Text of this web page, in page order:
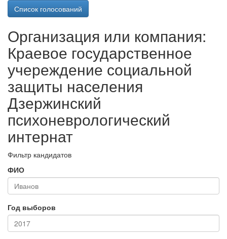
Список голосований
Организация или компания:
Краевое государственное
учереждение социальной
защиты населения
Дзержинский
психоневрологический
интернат
Фильтр кандидатов
ФИО
Год выборов